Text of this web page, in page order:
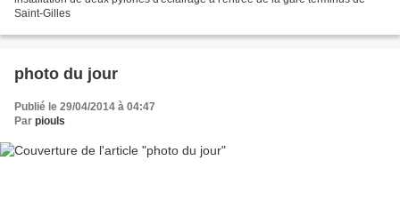
Saint-Gilles
photo du jour
Publié le 29/04/2014 à 04:47
Par piouls